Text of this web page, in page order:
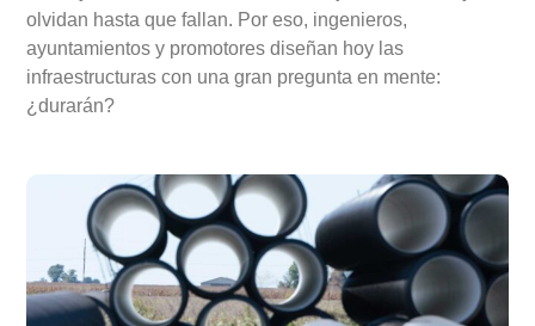
olvidan hasta que fallan. Por eso, ingenieros,
ayuntamientos y promotores diseñan hoy las
infraestructuras con una gran pregunta en mente:
¿durarán?